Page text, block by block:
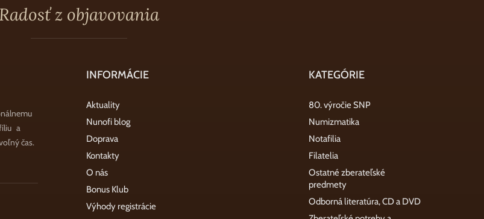
Radosť z objavovania
a
čas.
INFORMÁCIE
Aktuality
Nunofi blog
Doprava
Kontakty
O nás
Bonus Klub
Výhody registrácie
KATEGÓRIE
80. výročie SNP
Numizmatika
Notafilia
Filatelia
Ostatné zberateľské
predmety
Odborná literatúra, CD a DVD